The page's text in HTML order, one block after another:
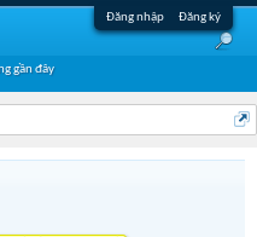
Đăng nhập Đăng ký
gần đây